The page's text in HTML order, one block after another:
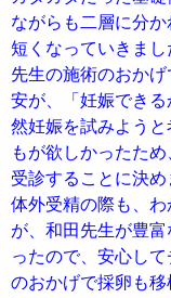
ながらも二層に分
短くなっていきまし
先生の施術のおか
安が、「妊娠でき
然妊娠を試みよう
もが欲しかったた
受診することに決め
体外受精の際も、
が、和田先生が豊
ったので、安心し
のおかげで採卵も